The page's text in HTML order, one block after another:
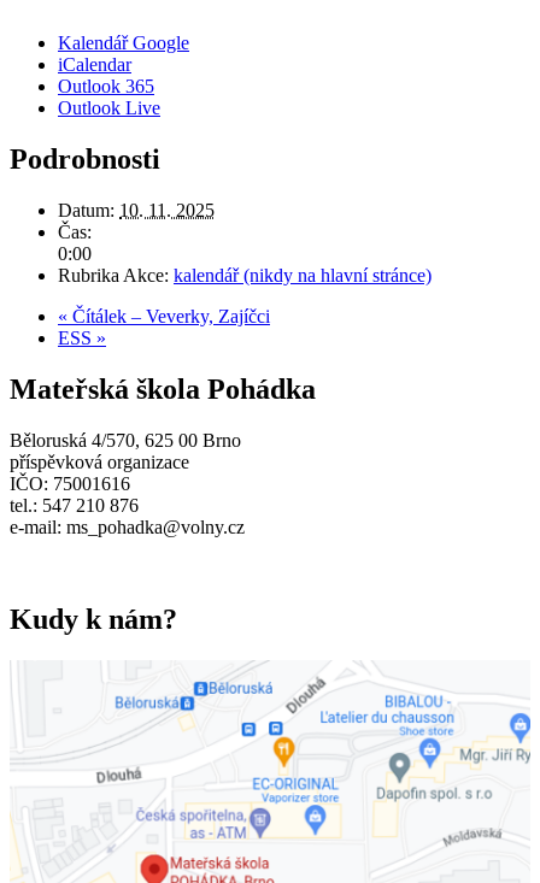
Kalendář Google
iCalendar
Outlook 365
Outlook Live
Podrobnosti
Datum: 10. 11. 2025
Čas:
0:00
Rubrika Akce: kalendář (nikdy na hlavní stránce)
« Čítálek – Veverky, Zajíčci
ESS »
Mateřská škola Pohádka
Běloruská 4/570, 625 00 Brno
příspěvková organizace
IČO: 75001616
tel.: 547 210 876
e-mail: ms_pohadka@volny.cz
Kudy k nám?